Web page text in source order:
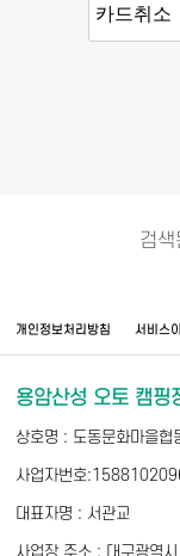
검
개인정보처리방침 서비스
용암산성 오토 캠핑
상호명 : 도동문화마을협
사업자번호
대표자명 : 서관교
사업장 주소 : 대구광역